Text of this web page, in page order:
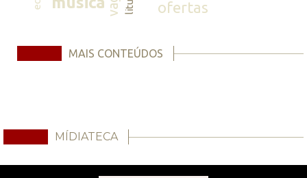
ofertas
MAIS CONTEÚDOS
MÍDIATECA